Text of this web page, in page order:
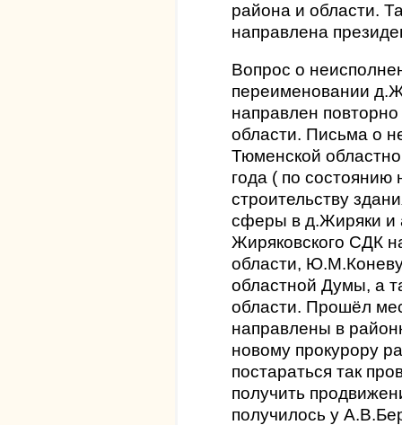
района и области.
направлена
Вопрос о
переименовании
направлен
области. Письма о
Тюменской
года ( по состоянию
строительству
сферы в д.Жиряки и
Жиряковского СДК
области,
областной Думы, а
области. Прошёл
направлены в
новому прокурору
постараться так
получить
получилось у